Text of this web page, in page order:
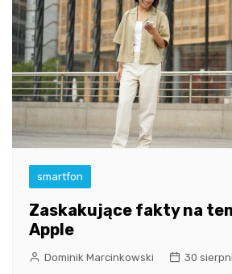
smartfon
Zaskakujące fakty na
Apple
Dominik Marcinkowski 30